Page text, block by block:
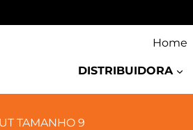
Home
DISTRIBUIDORA
TAMANHO 9